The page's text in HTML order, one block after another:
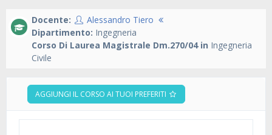
Docente:
Alessandro Tiero
Dipartimento: Ingegneria
Corso Di Laurea Magistrale Dm.270/04 in Ingegneria
Civile
AGGIUNGI IL CORSO AI TUOI PREFERITI